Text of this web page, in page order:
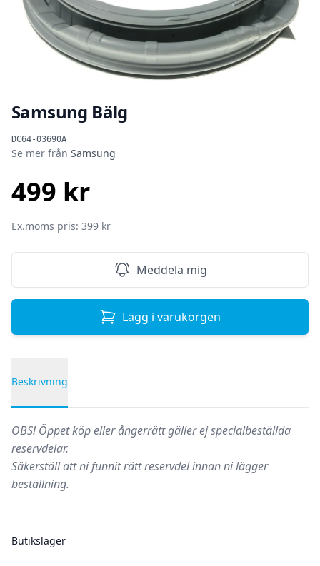
Samsung Bälg
DC64-03690A
Produktinformation
Se mer från Samsung
499 kr
Ex.moms pris: 399 kr
Meddela mig
Lägg i varukorgen
Beskrivning
OBS!Öppet köp eller ångerrätt gäller ej specialbeställda
reservdelar.
Säkerställ att ni funnit rätt reservdel innan ni lägger
beställning.
Butikslager